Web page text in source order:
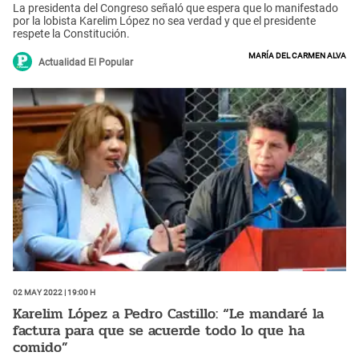
La presidenta del Congreso señaló que espera que lo manifestado
por la lobista Karelim López no sea verdad y que el presidente
respete la Constitución.
Actualidad El Popular
María del Carmen Alva
02 May 2022 | 19:00 h
Karelim López a Pedro Castillo: “Le mandaré la
factura para que se acuerde todo lo que ha
comido”